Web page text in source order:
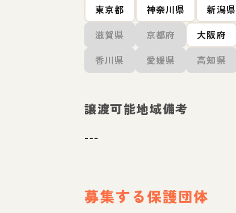
東京都
神奈川県 新潟県
滋賀県
京都府 大阪府
香川県
愛媛県 高知県
譲渡可能地域備考
---
募集する保護団体